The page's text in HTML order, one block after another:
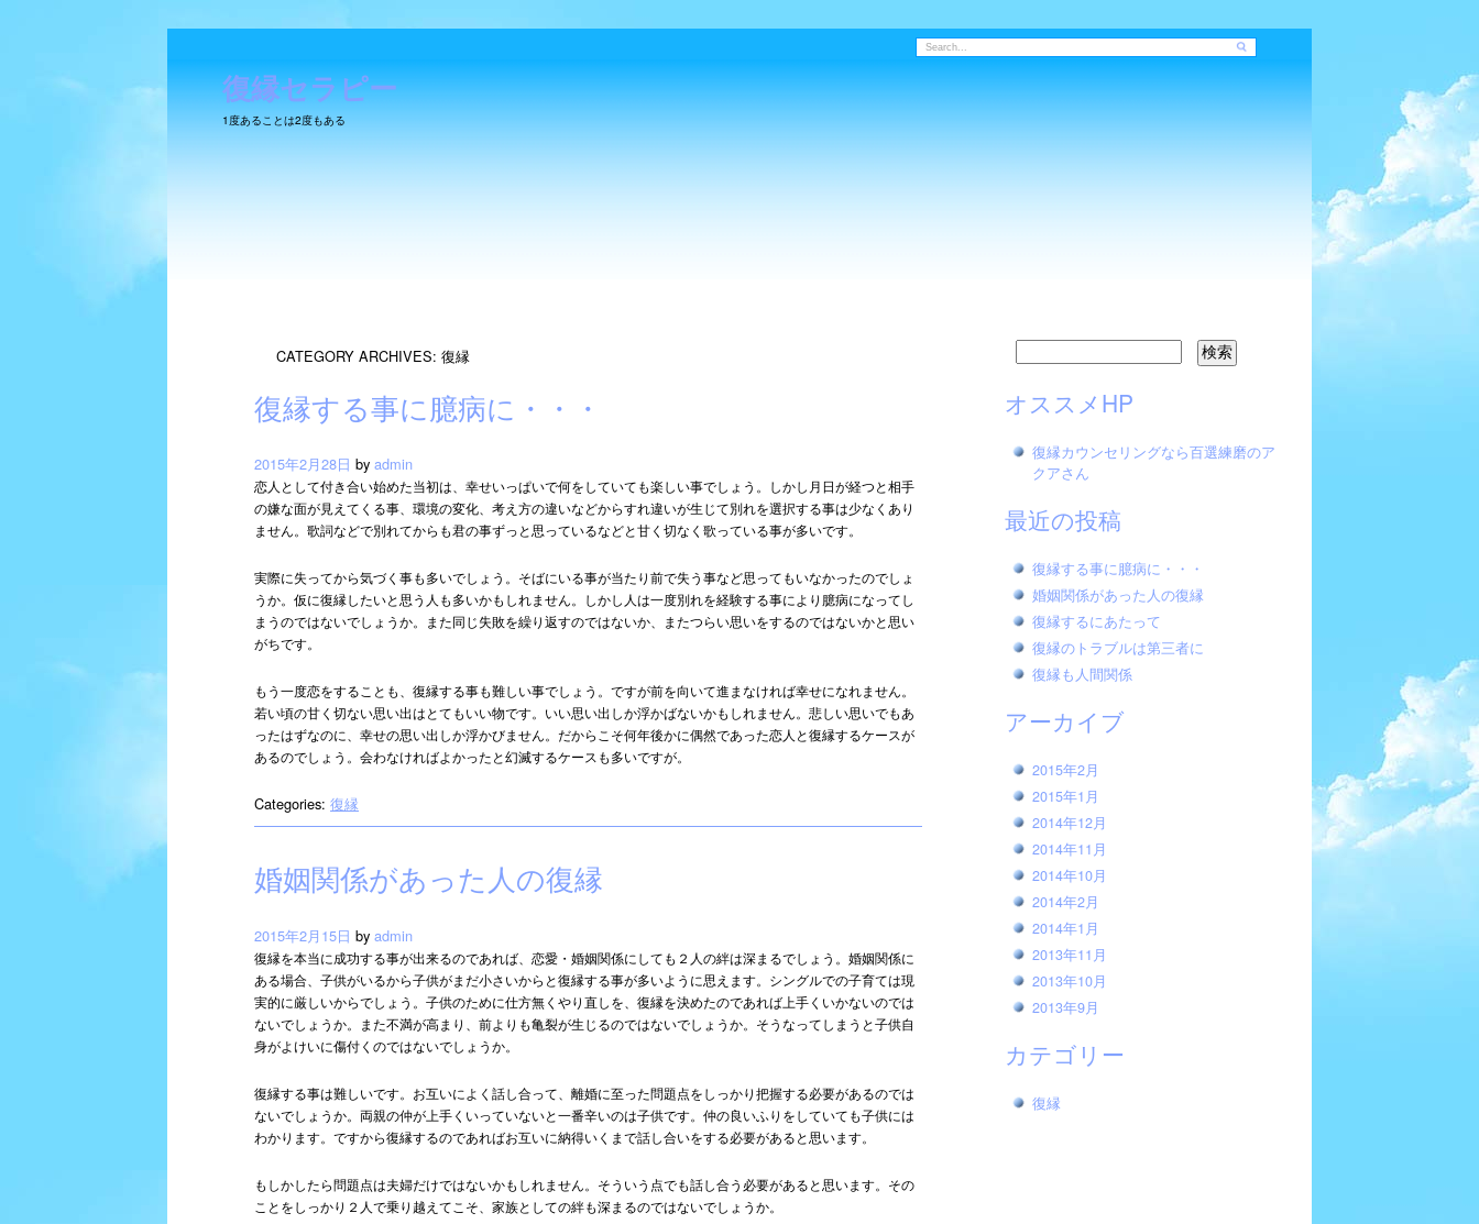
復縁セラピー
1度あることは2度もある
Main menu
CATEGORY ARCHIVES:復縁
復縁する事に臆病に・・・
2015年2月28日 byadmin
恋人として付き合い始めた当初は、幸せいっぱいで何をしていても楽しい事でしょう。しかし月日が経つと相手
の嫌な面が見えてくる事、環境の変化、考え方の違いなどからすれ違いが生じて別れを選択する事は少なくあり
ません。歌詞などで別れてからも君の事ずっと思っているなどと甘く切なく歌っている事が多いです。
実際に失ってから気づく事も多いでしょう。そばにいる事が当たり前で失う事など思ってもいなかったのでしょ
うか。仮に復縁したいと思う人も多いかもしれません。しかし人は一度別れを経験する事により臆病になってし
まうのではないでしょうか。また同じ失敗を繰り返すのではないか、またつらい思いをするのではないかと思い
がちです。
もう一度恋をすることも、復縁する事も難しい事でしょう。ですが前を向いて進まなければ幸せになれません。
若い頃の甘く切ない思い出はとてもいい物です。いい思い出しか浮かばないかもしれません。悲しい思いでもあ
ったはずなのに、幸せの思い出しか浮かびません。だからこそ何年後かに偶然であった恋人と復縁するケースが
あるのでしょう。会わなければよかったと幻滅するケースも多いですが。
Categories:復縁
婚姻関係があった人の復縁
2015年2月15日 byadmin
復縁を本当に成功する事が出来るのであれば、恋愛・婚姻関係にしても２人の絆は深まるでしょう。婚姻関係に
ある場合、子供がいるから子供がまだ小さいからと復縁する事が多いように思えます。シングルでの子育ては現
実的に厳しいからでしょう。子供のために仕方無くやり直しを、復縁を決めたのであれば上手くいかないのでは
ないでしょうか。また不満が高まり、前よりも亀裂が生じるのではないでしょうか。そうなってしまうと子供自
身がよけいに傷付くのではないでしょうか。
復縁する事は難しいです。お互いによく話し合って、離婚に至った問題点をしっかり把握する必要があるのでは
ないでしょうか。両親の仲が上手くいっていないと一番辛いのは子供です。仲の良いふりをしていても子供には
わかります。ですから復縁するのであればお互いに納得いくまで話し合いをする必要があると思います。
もしかしたら問題点は夫婦だけではないかもしれません。そういう点でも話し合う必要があると思います。その
ことをしっかり２人で乗り越えてこそ、家族としての絆も深まるのではないでしょうか。
オススメHP
復縁カウンセリングなら百選練磨のア
クアさん
最近の投稿
復縁する事に臆病に・・・
婚姻関係があった人の復縁
復縁するにあたって
復縁のトラブルは第三者に
復縁も人間関係
アーカイブ
2015年2月
2015年1月
2014年12月
2014年11月
2014年10月
2014年2月
2014年1月
2013年11月
2013年10月
2013年9月
カテゴリー
復縁